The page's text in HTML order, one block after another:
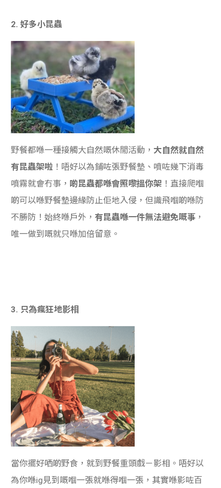
2. 好多小昆蟲
野餐都喺一種接觸大自然嘅休閒活動， 大自然就自然
有昆蟲架啦 ！唔好以為鋪咗張野餐墊、噴咗幾下消毒
噴霧就會冇事， 啲昆蟲都喺會照嚟搵你架 ！直接爬嗰
啲可以喺野餐墊邊緣防止佢地入侵，但識飛嗰啲喺防
不勝防！始終喺戶外，有昆蟲喺一件無法避免嘅事 ，
唯一做到嘅就只喺加倍留意。
3. 只為瘋狂地影相
當你擺好哂啲野食，就到野餐重頭戲－影相。唔好以
為你喺ig見到嘅嗰一張就喺得嗰一張，其實喺影咗百